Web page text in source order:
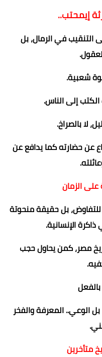
إيمحتب..
في الرمال، بل
شعبية.
إلى الناس.
لا بالصراخ.
عن حضارته كما يدافع عن
الزمان
للتفاوض، بل حقيقة منحوتة
الإنسانية.
مصر، كمن يحاول حجب
الوعي.. المعرفة والفخر
متأخرين